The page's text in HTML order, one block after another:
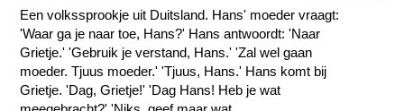
Een volkssprookje uit Duitsland. Hans' moeder vraagt:
'Waar ga je naar toe, Hans?' Hans antwoordt: 'Naar
Grietje.' 'Gebruik je verstand, Hans.' 'Zal wel gaan
moeder. Tjuus moeder.' 'Tjuus, Hans.' Hans komt bij
Grietje. 'Dag, Grietje!' 'Dag Hans! Heb je wat